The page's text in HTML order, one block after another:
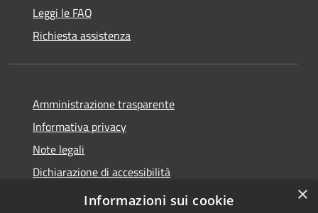
Leggi le FAQ
Richiesta assistenza
Amministrazione trasparente
Informativa privacy
Note legali
Dichiarazione di accessibilità
Moduli Privacy Amministrazione trasparente
×
Informazioni sui cookie